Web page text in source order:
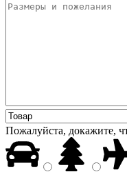
Пожалуйста, докажите,